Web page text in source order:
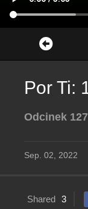
Por Ti:
Odcinek 127
Sep. 02, 2022
Shared 3